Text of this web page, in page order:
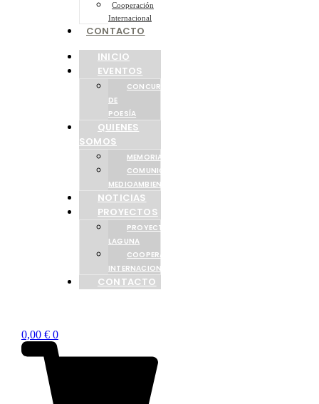
Cooperación
Internacional
CONTACTO
INICIO
EVENTOS
CONCURSO
DE
POESÍA
QUIENES
SOMOS
MEMORIAS
COMUNICACIÓN
MEDIOAMBIENTAL
NOTICIAS
PROYECTOS
PROYECTO
LAGUNA
COOPERACIÓN
INTERNACIONAL
CONTACTO
0,00 € 0